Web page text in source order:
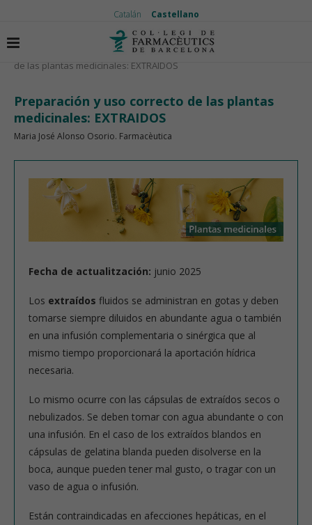
Catalán Castellano
Inicio Plantas medicinales
Preparación y uso correcto
de las plantas medicinales: EXTRAIDOS
Preparación y uso correcto de las plantas
medicinales: EXTRAIDOS
Maria José Alonso Osorio. Farmacèutica
Fecha de actualitzación: junio 2025
Los extraídos fluidos se administran en gotas y deben
tomarse siempre diluidos en abundante agua o también
en una infusión complementaria o sinérgica que al
mismo tiempo proporcionará la aportación hídrica
necesaria.
Lo mismo ocurre con las cápsulas de extraídos secos o
nebulizados. Se deben tomar con agua abundante o con
una infusión. En el caso de los extraídos blandos en
cápsulas de gelatina blanda pueden disolverse en la
boca, aunque pueden tener mal gusto, o tragar con un
vaso de agua o infusión.
Están contraindicadas en afecciones hepáticas, en el